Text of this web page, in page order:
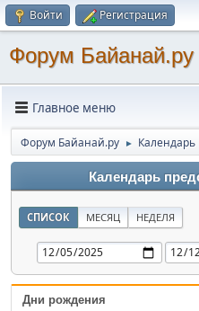
Войти Регистрация
Форум Байанай.ру
Главное меню
Форум Байанай.ру ► Календарь
Календарь
СПИСОК МЕСЯЦ НЕДЕЛЯ
Дни рождения